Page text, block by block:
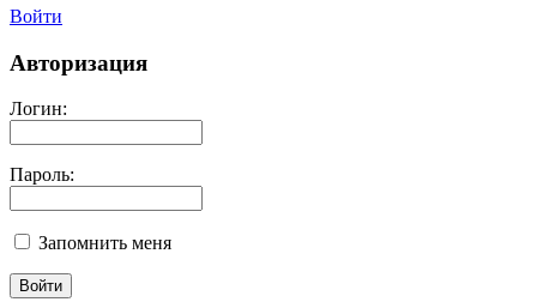
Войти
Авторизация
Логин:
Пароль:
Запомнить меня